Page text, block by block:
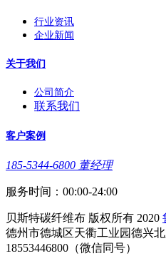
行业资讯
企业新闻
关于我们
公司简介
联系我们
客户案例
185-5344-6800 董经理
服务时间：00:00-24:00
贝斯特碳纤维布 版权所有 2020
德州市德城区天衢工业园德兴
18553446800（微信同号）